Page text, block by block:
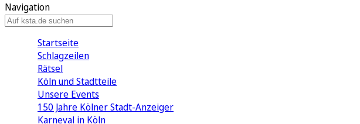
Navigation
Startseite
Schlagzeilen
Rätsel
Köln und Stadtteile
Unsere Events
150 Jahre Kölner Stadt-Anzeiger
Karneval in Köln